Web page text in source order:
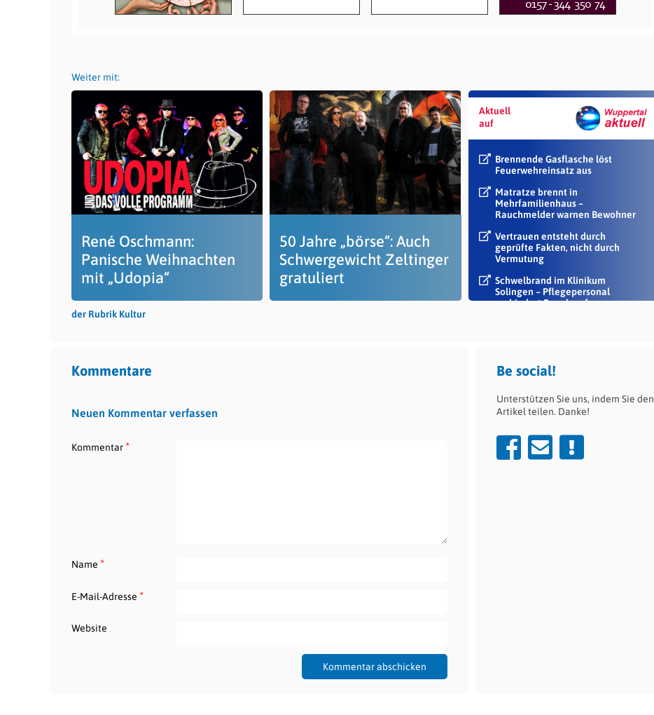
Weiter mit:
René Oschmann:
Panische Weihnachten
mit „Udopia“
50 Jahre „börse“: Auch
Schwergewicht Zeltinger
gratuliert
Aktuell
auf
Brennende Gasflasche löst
Feuerwehreinsatz aus
Matratze brennt in
Mehrfamilienhaus –
Rauchmelder warnen Bewohner
Vertrauen entsteht durch
geprüfte Fakten, nicht durch
Vermutung
Schwelbrand im Klinikum
Solingen – Pflegepersonal
verhindert Rauch auf...
der Rubrik Kultur
Kommentare
Neuen Kommentar verfassen
Kommentar*
Name *
E-Mail-Adresse *
Website
Be social!
Unterstützen Sie uns, indem Sie den
Artikel teilen. Danke!